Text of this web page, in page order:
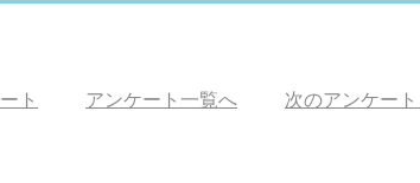
ト アンケート一覧へ 次のアンケー